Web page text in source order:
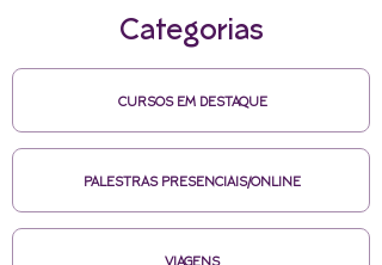
Categorias
CURSOS EM DESTAQUE
PALESTRAS PRESENCIAIS/ONLINE